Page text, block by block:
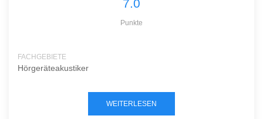
7.0
Punkte
FACHGEBIETE
Hörgeräteakustiker
WEITERLESEN